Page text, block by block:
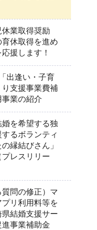
休業取得奨励
休取得を進め
援します！
出逢い・子育
り支援事業費補
事業の紹介
を希望する独
るボランティ
縁結びさん」
レスリリー
質問の修正）マ
プリ利用料等を
結婚支援サー
進事業補助金